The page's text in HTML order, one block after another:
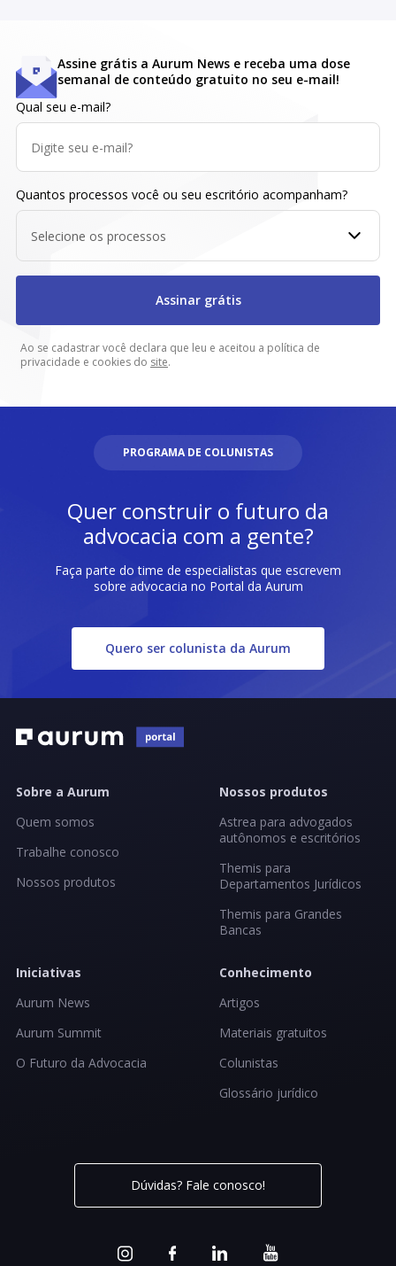
Assine grátis a Aurum News e receba uma dose
semanal de conteúdo gratuito no seu e-mail!
Qual seu e-mail?
Quantos processos você ou seu escritório acompanham?
Selecione os processos
Assinar grátis
Ao se cadastrar você declara que leu e aceitou a política de
privacidade e cookies do site.
PROGRAMA DE COLUNISTAS
Quer construir o futuro da
advocacia com a gente?
Faça parte do time de especialistas que escrevem
sobre advocacia no Portal da Aurum
Quero ser colunista da Aurum
Sobre a Aurum
Quem somos
Trabalhe conosco
Nossos produtos
Nossos produtos
Astrea para advogados
autônomos e escritórios
Themis para
Departamentos Jurídicos
Themis para Grandes
Bancas
Iniciativas
Aurum News
Aurum Summit
O Futuro da Advocacia
Conhecimento
Artigos
Materiais gratuitos
Colunistas
Glossário jurídico
Dúvidas? Fale conosco!